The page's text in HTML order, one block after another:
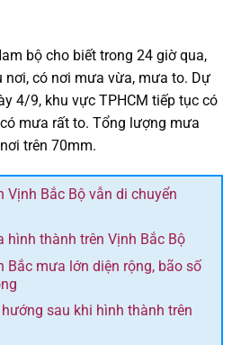
bộ cho biết trong 24 giờ qua,
nơi, có nơi mưa vừa, mưa to. Dự
4/9, khu vực TPHCM tiếp tục có
mưa rất to. Tổng lượng mưa
trên 70mm.
Vịnh Bắc Bộ vẫn di chuyển
hình thành trên Vịnh Bắc Bộ
Bắc mưa lớn diện rộng, bão số
sau khi hình thành trên